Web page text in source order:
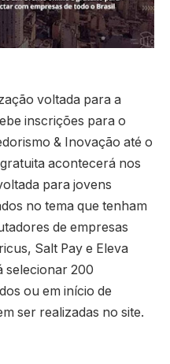
voltada para a
inscrições para o
& Inovação até o
acontecerá nos
para jovens
no tema que tenham
de empresas
Salt Pay e Eleva
selecionar 200
ou em início de
ser realizadas no site.